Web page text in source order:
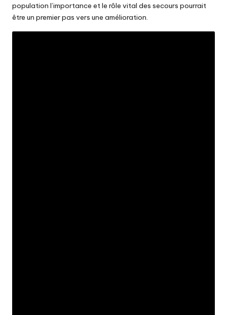
population l’importance et le rôle vital des secours pourrait
être un premier pas vers une amélioration.